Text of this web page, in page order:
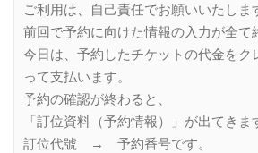
ご利用は、自己責任でお願いいたしま
前回で予約に向けた情報の入力が全て
今日は、予約したチケットの代金をク
って支払います。
予約の確認が終わると、
「訂位資料（予約情報）」が出てきま
訂位代號 → 予約番号です。